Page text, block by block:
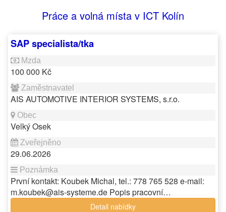
Práce a volná místa v ICT Kolín
SAP specialista/tka
100 000 Kč
AIS AUTOMOTIVE INTERIOR SYSTEMS, s.r.o.
Velký Osek
29.06.2026
První kontakt: Koubek Michal, tel.: 778 765 528 e-mail:
m.koubek@ais-systeme.de Popis pracovní…
Detail nabídky